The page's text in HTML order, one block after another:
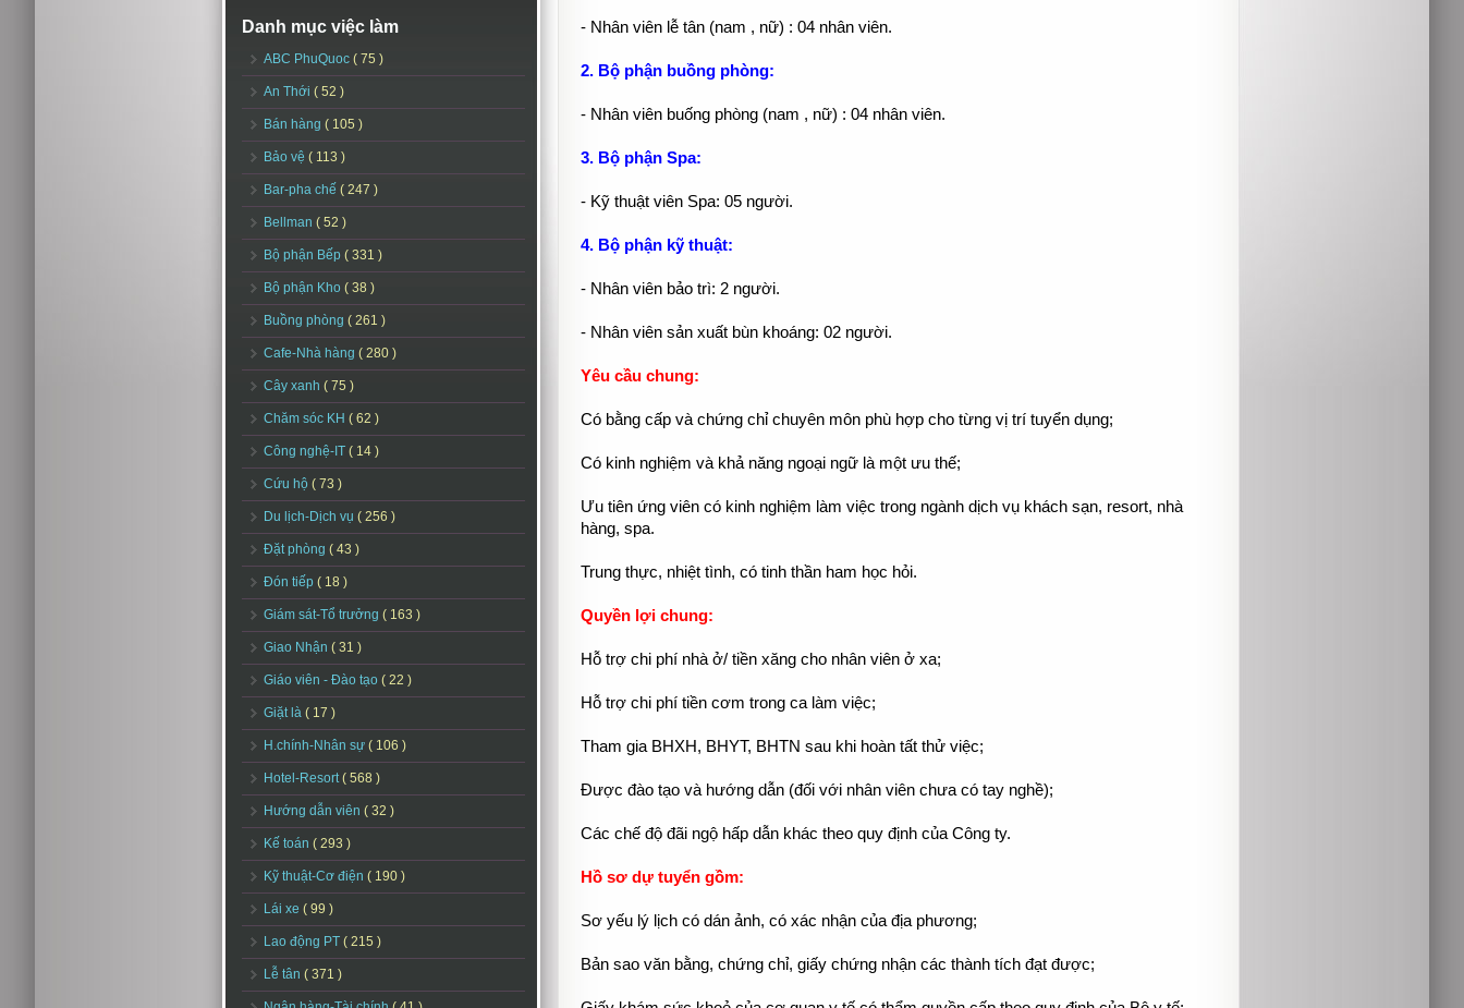
Danh mục việc làm
ABC PhuQuoc ( 75 )
An Thới ( 52 )
Bán hàng ( 105 )
Bảo vệ ( 113 )
Bar-pha chế ( 247 )
Bellman ( 52 )
Bộ phận Bếp ( 331 )
Bộ phận Kho ( 38 )
Buồng phòng ( 261 )
Cafe-Nhà hàng ( 280 )
Cây xanh ( 75 )
Chăm sóc KH ( 62 )
Công nghệ-IT ( 14 )
Cứu hộ ( 73 )
Du lịch-Dịch vụ ( 256 )
Đặt phòng ( 43 )
Đón tiếp ( 18 )
Giám sát-Tổ trưởng ( 163 )
Giao Nhận ( 31 )
Giáo viên - Đào tạo ( 22 )
Giặt là ( 17 )
H.chính-Nhân sự ( 106 )
Hotel-Resort( 568 )
Hướng dẫn viên ( 32 )
Kế toán ( 293 )
Kỹ thuật-Cơ điện ( 190 )
Lái xe ( 99 )
Lao động PT ( 215 )
Lễ tân ( 371 )
- Nhân viên lễ tân (nam , nữ) : 04 nhân viên.
2. Bộ phận buồng phòng:
- Nhân viên buống phòng (nam , nữ) : 04 nhân viên.
3. Bộ phận Spa:
- Kỹ thuật viên Spa: 05 người.
4. Bộ phận kỹ thuật:
- Nhân viên bảo trì: 2 người.
- Nhân viên sản xuất bùn khoáng: 02 người.
Yêu cầu chung:
Có bằng cấp và chứng chỉ chuyên môn phù hợp cho từng vị trí tuyển dụng;
Có kinh nghiệm và khả năng ngoại ngữ là một ưu thế;
Ưu tiên ứng viên có kinh nghiệm làm việc trong ngành dịch vụ khách sạn, resort, nhà
hàng, spa.
Trung thực, nhiệt tình, có tinh thần ham học hỏi.
Quyền lợi chung:
Hỗ trợ chi phí nhà ở/ tiền xăng cho nhân viên ở xa;
Hỗ trợ chi phí tiền cơm trong ca làm việc;
Tham gia BHXH, BHYT, BHTN sau khi hoàn tất thử việc;
Được đào tạo và hướng dẫn (đối với nhân viên chưa có tay nghề);
Các chế độ đãi ngộ hấp dẫn khác theo quy định của Công ty.
Hồ sơ dự tuyển gồm:
Sơ yếu lý lịch có dán ảnh, có xác nhận của địa phương;
Bản sao văn bằng, chứng chỉ, giấy chứng nhận các thành tích đạt được;